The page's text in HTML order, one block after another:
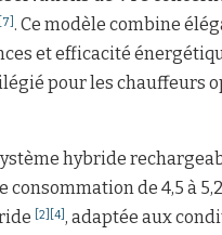
[7] . Ce modèle combine
et efficacité
pour les chauffeurs
hybride
consommation de 4,5 à
[2] [4] , adaptée aux